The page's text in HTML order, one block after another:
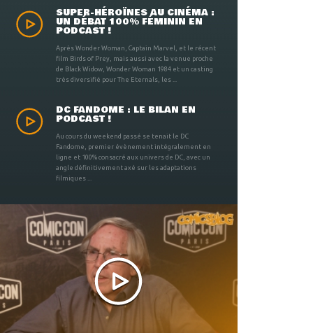
SUPER-HÉROÏNES AU CINÉMA :
UN DÉBAT 100% FÉMININ EN
PODCAST !
Après Wonder Woman, Captain Marvel, et le récent
film Birds of Prey, mais aussi avec la venue proche
de Black Widow, Wonder Woman 1984 et un casting
très diversifié pour The Eternals, les ...
DC FANDOME : LE BILAN EN
PODCAST !
Au cours du weekend passé se tenait le DC
Fandome, premier évènement intégralement en
ligne et 100% consacré aux univers de DC, avec un
angle définitivement axé sur les adaptations
filmiques ...